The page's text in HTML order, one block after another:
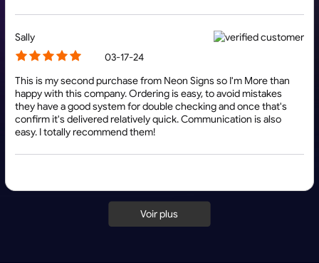
Sally
03-17-24
This is my second purchase from Neon Signs so I'm More than
happy with this company. Ordering is easy, to avoid mistakes
they have a good system for double checking and once that's
confirm it's delivered relatively quick. Communication is also
easy. I totally recommend them!
Voir plus